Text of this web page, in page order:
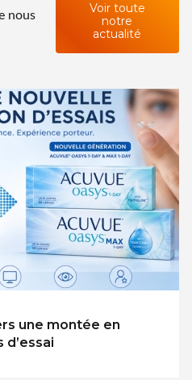
nous
Voir toute
notre
actualité
une montée en